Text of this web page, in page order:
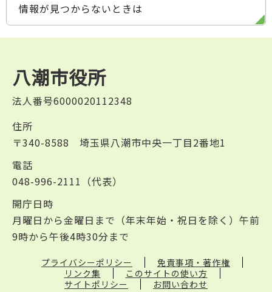
情報が見つからないときは
八潮市役所
法人番号6000020112348
住所
〒340-8588 埼玉県八潮市中央一丁目2番地1
電話
048-996-2111（代表）
開庁日時
月曜日から金曜日まで（年末年始・祝日を除く）午前
9時から午後4時30分まで
プライバシーポリシー
免責事項・著作権
リンク集
このサイトの使い方
サイトポリシー
お問い合わせ